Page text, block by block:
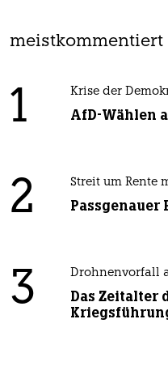
meistkommentiert
1 Krise der
AfD-Wählen
2 Streit um Rente
Passgenauer
3 Drohnenvorfall
Das Zeitalter